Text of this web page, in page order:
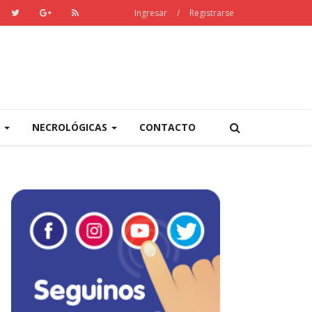
Ingresar / Registrarse
NECROLÓGICAS CONTACTO